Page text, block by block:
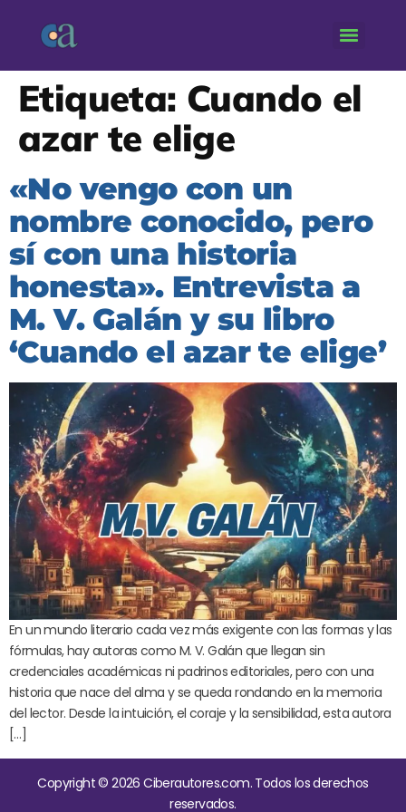
Etiqueta: Cuando el
azar te elige
«No vengo con un
nombre conocido, pero
sí con una historia
honesta». Entrevista a
M. V. Galán y su libro
‘Cuando el azar te elige’
En un mundo literario cada vez más exigente con las formas y las
fórmulas, hay autoras como M. V. Galán que llegan sin
credenciales académicas ni padrinos editoriales, pero con una
historia que nace del alma y se queda rondando en la memoria
del lector. Desde la intuición, el coraje y la sensibilidad, esta autora
[…]
Copyright © 2026 Ciberautores.com. Todos los derechos
reservados.